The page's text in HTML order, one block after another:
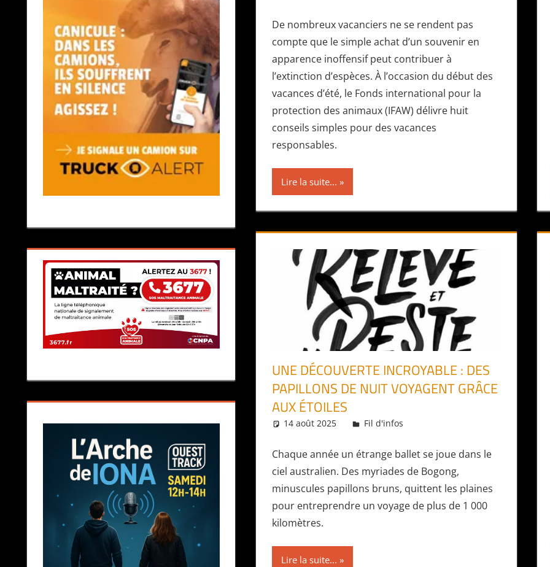
De nombreux vacanciers ne se rendent pas
compte que le simple achat d’un souvenir en
apparence inoffensif peut contribuer à
l’extinction d’espèces. À l’occasion du début des
vacances d’été, le Fonds international pour la
protection des animaux (IFAW) délivre huit
conseils simples pour des vacances
responsables.
Lire la suite...
UNE DÉCOUVERTE INCROYABLE : DES
PAPILLONS DE NUIT VOYAGENT GRÂCE
AUX ÉTOILES
14 août 2025 Daniel
Fil d'infos
Chaque année un étrange ballet se joue dans le
ciel australien. Des myriades de Bogong,
minuscules papillons bruns, quittent les plaines
pour entreprendre un voyage de plus de 1 000
kilomètres.
Lire la suite...